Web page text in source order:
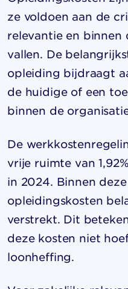
ze voldoen aan de
relevantie en binnen
vallen. De
opleiding bijdraagt
de huidige of een
binnen de
De
vrije ruimte van
in 2024. Binnen
opleidingskosten
verstrekt. Dit
deze kosten niet
loonheffing.